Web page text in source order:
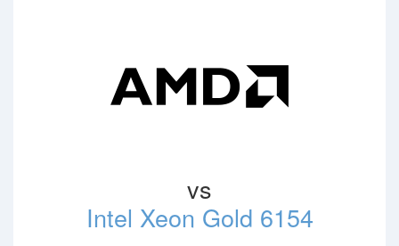
vs
Intel Xeon Gold 6154